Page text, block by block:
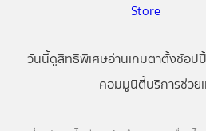
วันนี้ดูสิทธิพิเศษอ่านเกมตาตั้งช้อป
คอมมูนิตี้บริการช่วย